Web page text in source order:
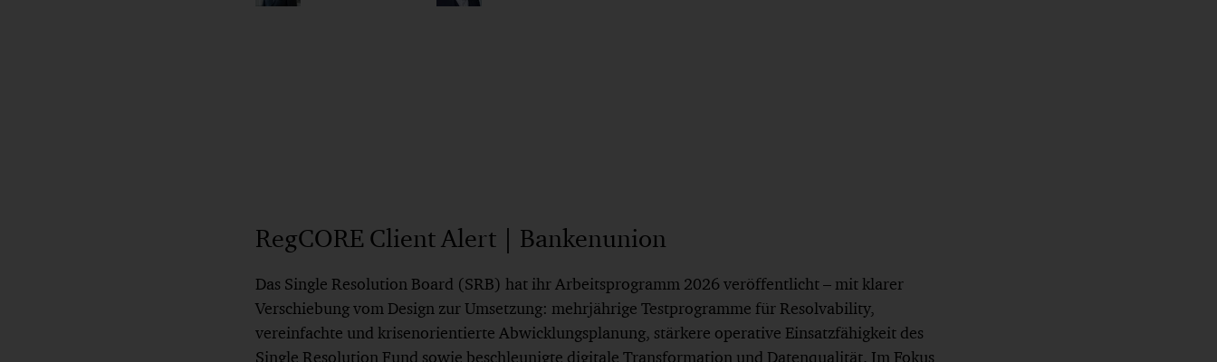
RegCORE Client Alert | Bankenunion
Das Single Resolution Board (SRB) hat ihr Arbeitsprogramm 2026 veröffentlicht – mit klarer
Verschiebung vom Design zur Umsetzung: mehrjährige Testprogramme für Resolvability,
vereinfachte und krisenorientierte Abwicklungsplanung, stärkere operative Einsatzfähigkeit des
Single Resolution Fund sowie beschleunigte digitale Transformation und Datenqualität. Im Fokus